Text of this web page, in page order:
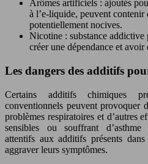
Arômes artificiels : ajoutés
à l’e-liquide, peuvent contenir
potentiellement nocives.
Nicotine : substance addictive
créer une dépendance et avoir
Les dangers des additifs
Certains additifs chimiques
conventionnels peuvent provoquer
problèmes respiratoires et d’autres
sensibles ou souffrant
attentifs aux additifs présents
aggraver leurs symptômes.